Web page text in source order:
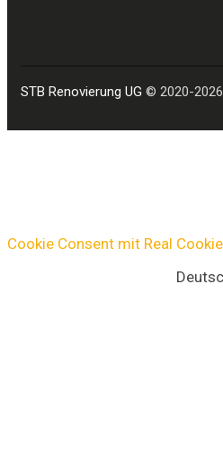
STB Renovierung UG © 2020-
Cookie Consent mit Real